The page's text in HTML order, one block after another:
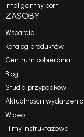
Inteligentny port
ZASOBY
Wsparcie
Katalog produktów
Centrum pobierania
Blog
Studia przypadków
Aktualności i
Wideo
Filmy instruktażowe